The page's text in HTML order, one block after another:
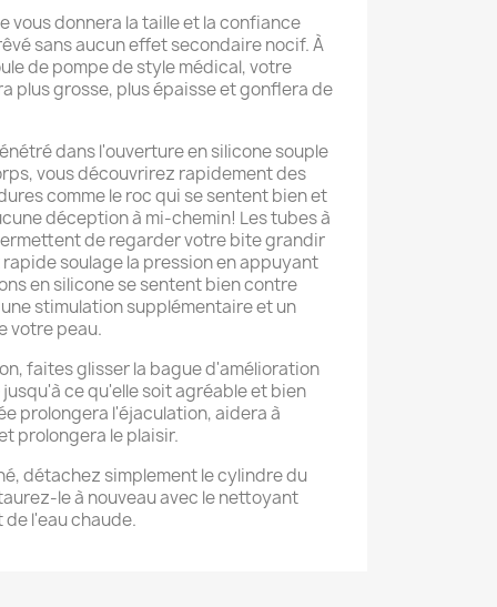
vous donnera la taille et la confiance
sans aucun effet secondaire nocif. À
de pompe de style médical, votre
plus grosse, plus épaisse et gonflera de
dans l'ouverture en silicone souple
vous découvrirez rapidement des
comme le roc qui se sentent bien et
déception à mi-chemin! Les tubes à
de regarder votre bite grandir
soulage la pression en appuyant
en silicone se sentent bien contre
stimulation supplémentaire et un
votre peau.
faites glisser la bague d'amélioration
ce qu'elle soit agréable et bien
prolongera l'éjaculation, aidera à
prolongera le plaisir.
détachez simplement le cylindre du
le à nouveau avec le nettoyant
l'eau chaude.